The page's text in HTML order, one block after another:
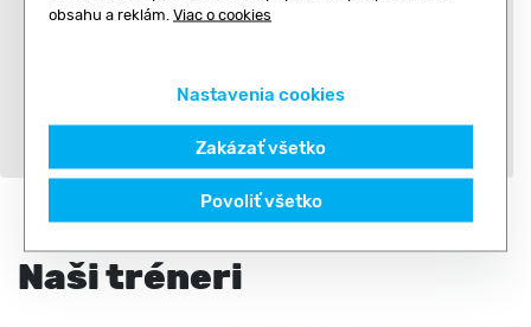
Naši tréneri
obsahu a reklám. Viac o cookies
Nastavenia cookies
Zakázať všetko
Povoliť všetko